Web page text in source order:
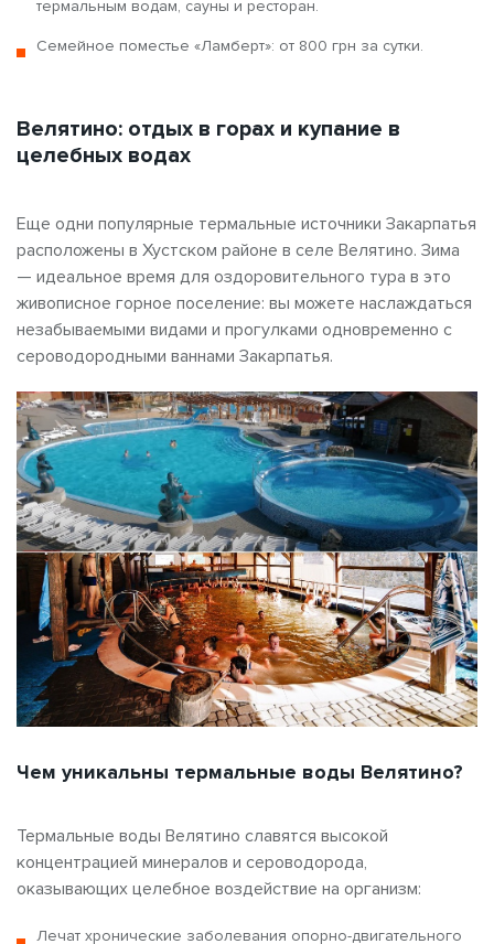
термальным водам, сауны и ресторан.
Семейное поместье «Ламберт»: от 800 грн за сутки.
Велятино: отдых в горах и купание в
целебных водах
Еще одни популярные термальные источники Закарпатья
расположены в Хустском районе в селе Велятино. Зима
— идеальное время для оздоровительного тура в это
живописное горное поселение: вы можете наслаждаться
незабываемыми видами и прогулками одновременно с
сероводородными ваннами Закарпатья.
Чем уникальны термальные воды Велятино?
Термальные воды Велятино славятся высокой
концентрацией минералов и сероводорода,
оказывающих целебное воздействие на организм:
Лечат хронические заболевания опорно-двигательного